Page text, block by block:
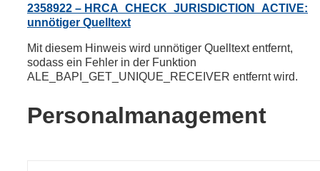
2358922 – HRCA_CHECK_JURISDICTION_ACTIVE:
unnötiger Quelltext
Mit diesem Hinweis wird unnötiger Quelltext entfernt,
sodass ein Fehler in der Funktion
ALE_BAPI_GET_UNIQUE_RECEIVER entfernt wird.
Personalmanagement